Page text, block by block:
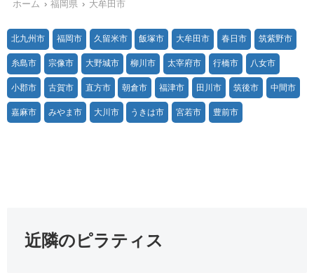
ホーム 福岡県 大牟田市
北九州市 福岡市 久留米市 飯塚市 大牟田市 春日市 筑紫野市
糸島市 宗像市 大野城市 柳川市 太宰府市 行橋市 八女市
小郡市 古賀市 直方市 朝倉市 福津市 田川市 筑後市 中間市
嘉麻市 みやま市 大川市 うきは市 宮若市 豊前市
近隣のピラティス